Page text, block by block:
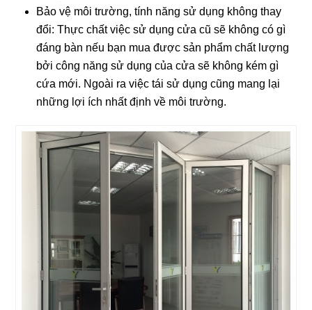
Bảo vệ môi trường, tính năng sử dụng không thay
đổi: Thực chất việc sử dụng cửa cũ sẽ không có gì
đáng bàn nếu bạn mua được sản phẩm chất lượng
bởi công năng sử dụng của cửa sẽ không kém gì
cứa mới. Ngoài ra việc tái sử dụng cũng mang lại
những lợi ích nhất định về môi trường.